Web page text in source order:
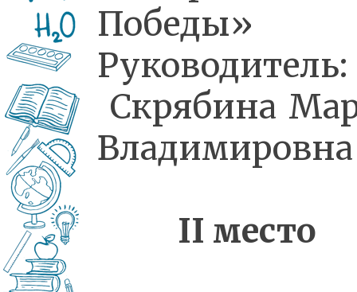
Победы»
Руководитель:
Скрябина
Владимировна
II место